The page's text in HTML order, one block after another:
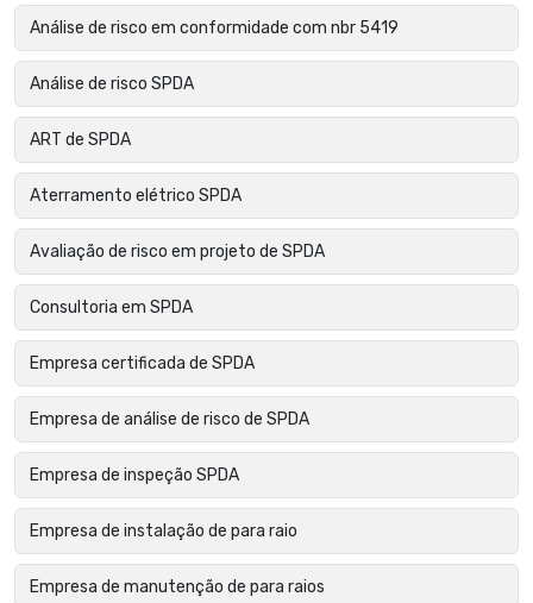
Análise de risco em conformidade com nbr 5419
Análise de risco SPDA
ART de SPDA
Aterramento elétrico SPDA
Avaliação de risco em projeto de SPDA
Consultoria em SPDA
Empresa certificada de SPDA
Empresa de análise de risco de SPDA
Empresa de inspeção SPDA
Empresa de instalação de para raio
Empresa de manutenção de para raios